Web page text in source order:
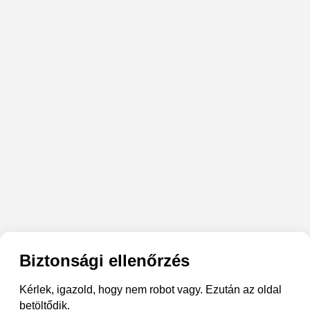
Biztonsági ellenőrzés
Kérlek, igazold, hogy nem robot vagy. Ezután az oldal
betöltődik.